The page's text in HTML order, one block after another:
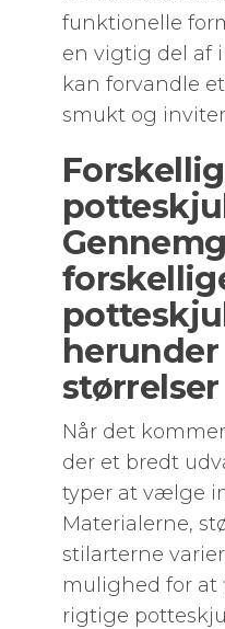
funktionelle
en vigtig del af
kan forvandle
smukt og
Når det
der et bredt
typer at vælge
Materialerne,
stilarterne
mulighed for
rigtige